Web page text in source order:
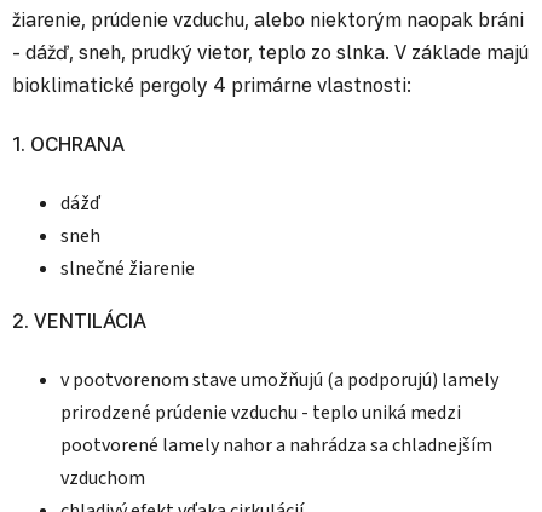
žiarenie, prúdenie vzduchu, alebo niektorým naopak bráni
- dážď, sneh, prudký vietor, teplo zo slnka. V základe majú
bioklimatické pergoly 4 primárne vlastnosti:
1. OCHRANA
dážď
sneh
slnečné žiarenie
2. VENTILÁCIA
v pootvorenom stave umožňujú (a podporujú) lamely
prirodzené prúdenie vzduchu - teplo uniká medzi
pootvorené lamely nahor a nahrádza sa chladnejším
vzduchom